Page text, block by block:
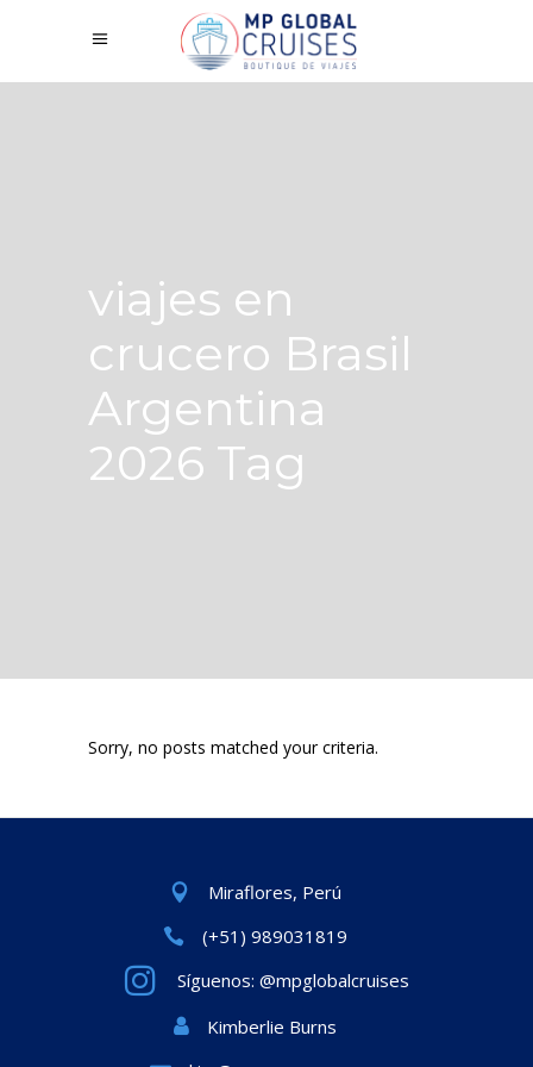
viajes en
crucero Brasil
Argentina
2026 Tag
Sorry, no posts matched your criteria.
Miraflores, Perú
(+51) 989031819
Síguenos: @mpglobalcruises
Kimberlie Burns